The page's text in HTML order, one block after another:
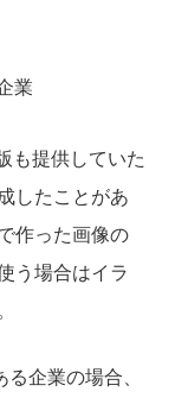
業
も提供していた
したことがあ
作った画像の
う場合はイラ
企業の場合、